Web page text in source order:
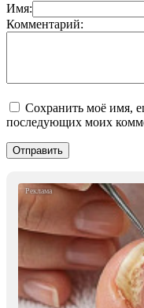
Имя:
Комментарий:
Сохранить моё имя,
последующих моих